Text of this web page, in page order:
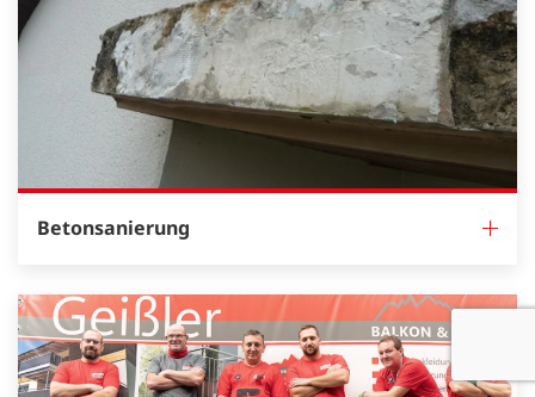
Betonsanierung